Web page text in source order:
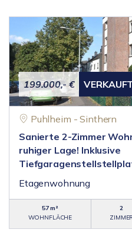
199.000,- €
Puhlheim - Sinthern
Sanierte 2-Zimmer
ruhiger Lage! Inklusive
Etagenwohnung
57 m²
WOHNFLÄCHE
2